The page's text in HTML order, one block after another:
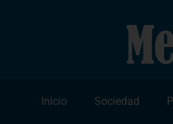
Inicio Sociedad